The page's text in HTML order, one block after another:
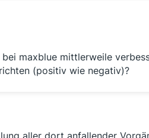
maxblue mittlerweile
(positiv wie negativ)?
aller dort anfallender